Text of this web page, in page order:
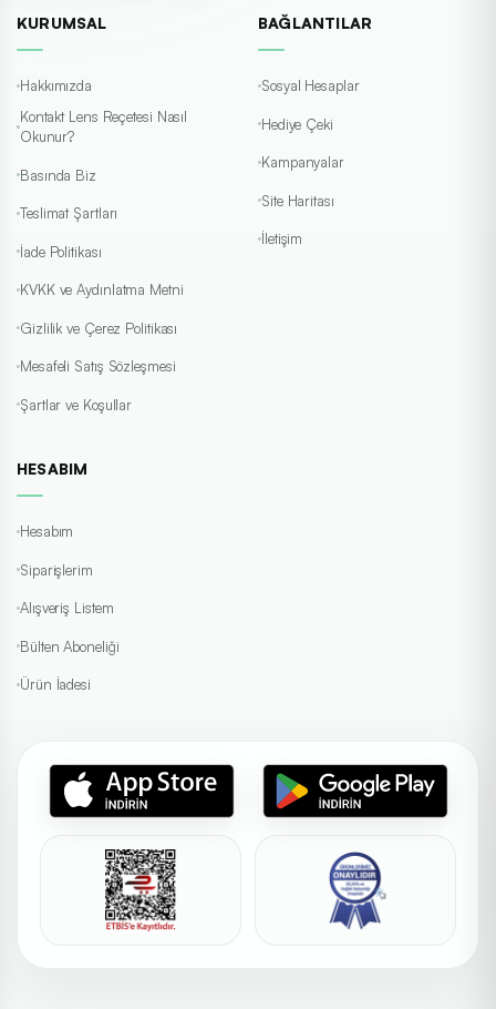
KURUMSAL
Hakkımızda
Kontakt Lens Reçetesi Nasıl
Okunur?
Basında Biz
Teslimat Şartları
İade Politikası
KVKK ve Aydınlatma Metni
Gizlilik ve Çerez Politikası
Mesafeli Satış Sözleşmesi
Şartlar ve Koşullar
BAĞLANTILAR
Sosyal Hesaplar
Hediye Çeki
Kampanyalar
Site Haritası
İletişim
HESABIM
Hesabım
Siparişlerim
Alışveriş Listem
Bülten Aboneliği
Ürün İadesi